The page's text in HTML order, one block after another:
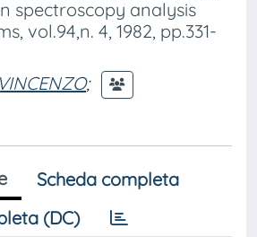
spectroscopy analysis
vol.94,n. 4, 1982, pp.331-
;
Scheda completa
(DC)